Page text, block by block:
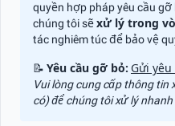
quyền hợp pháp yêu cầu
chúng tôi sẽxử lý trong
tác nghiêm túc để bảo vệ
📝 Yêu cầu gỡ bỏ: Gửi
Vui lòng cung cấp thông tin
có) để chúng tôi xử lý